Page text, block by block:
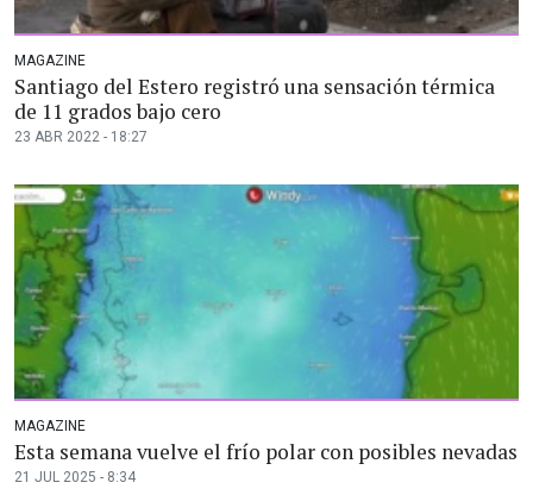
MAGAZINE
Santiago del Estero registró una sensación térmica
de 11 grados bajo cero
23 ABR 2022 - 18:27
MAGAZINE
Esta semana vuelve el frío polar con posibles nevadas
21 JUL 2025 - 8:34